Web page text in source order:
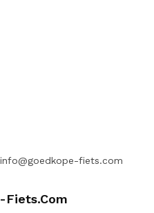
info@goedkope-fiets.com
Fiets.com